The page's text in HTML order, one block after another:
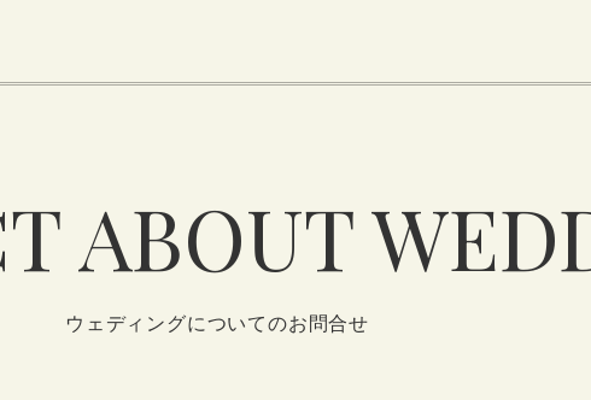
ABOUT
ウェディングについてのお問合せ